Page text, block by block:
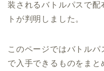
装されるバトルパスで配
トが判明しました。
このページではバトル
で入手できるものをまと